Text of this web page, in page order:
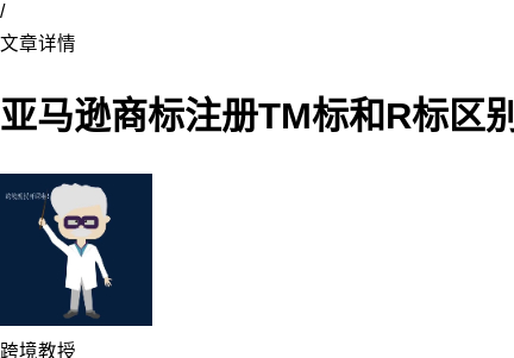
/
文章详情
亚马逊商标注册TM标和R标区别
跨境教授